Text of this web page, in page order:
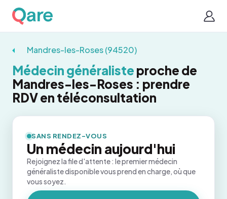
Mandres-les-Roses (94520)
Médecin généraliste proche de
Mandres-les-Roses : prendre
RDV en téléconsultation
SANS RENDEZ-VOUS
Un médecin aujourd'hui
Rejoignez la file d'attente : le premier médecin
généraliste disponible vous prend en charge, où que
vous soyez.